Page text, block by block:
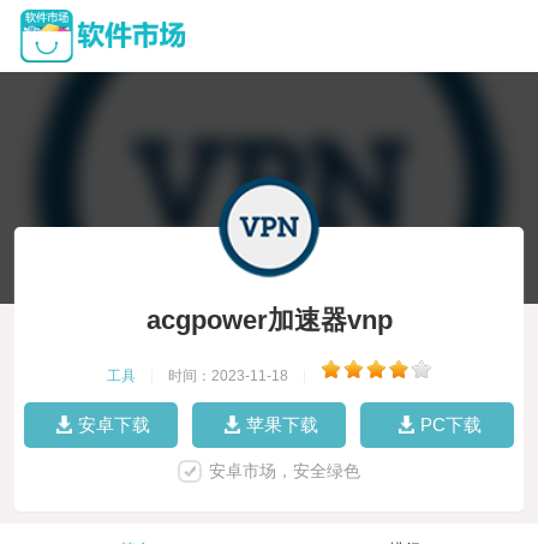
acgpower加速器vnp
工具 时间：2023-11-18
安卓下载 苹果下载 PC下载
安卓市场，安全绿色